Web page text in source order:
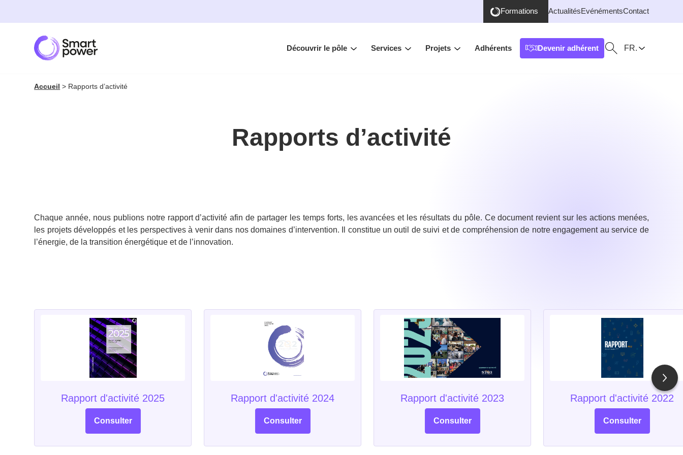
Formations ActualitésEvénémentsContact
Découvrir le pôle Services Projets Adhérents Devenir adhérent
Ouvrir / Fermer la
FR.
Accueil > Rapports d’activité
Rapports d’activité
Chaque année, nous publions notre rapport d’activité afin de partager les temps forts, les avancées et les résultats du pôle. Ce document revient sur les actions menées,
les projets développés et les perspectives à venir dans nos domaines d’intervention. Il constitue un outil de suivi et de compréhension de notre engagement au service de
l’énergie, de la transition énergétique et de l’innovation.
Rapport d'activité 2025
Consulter
Rapport d'activité 2024
Consulter
Rapport d'activité 2023
Consulter
Rapport d'activité 2022
Consulter